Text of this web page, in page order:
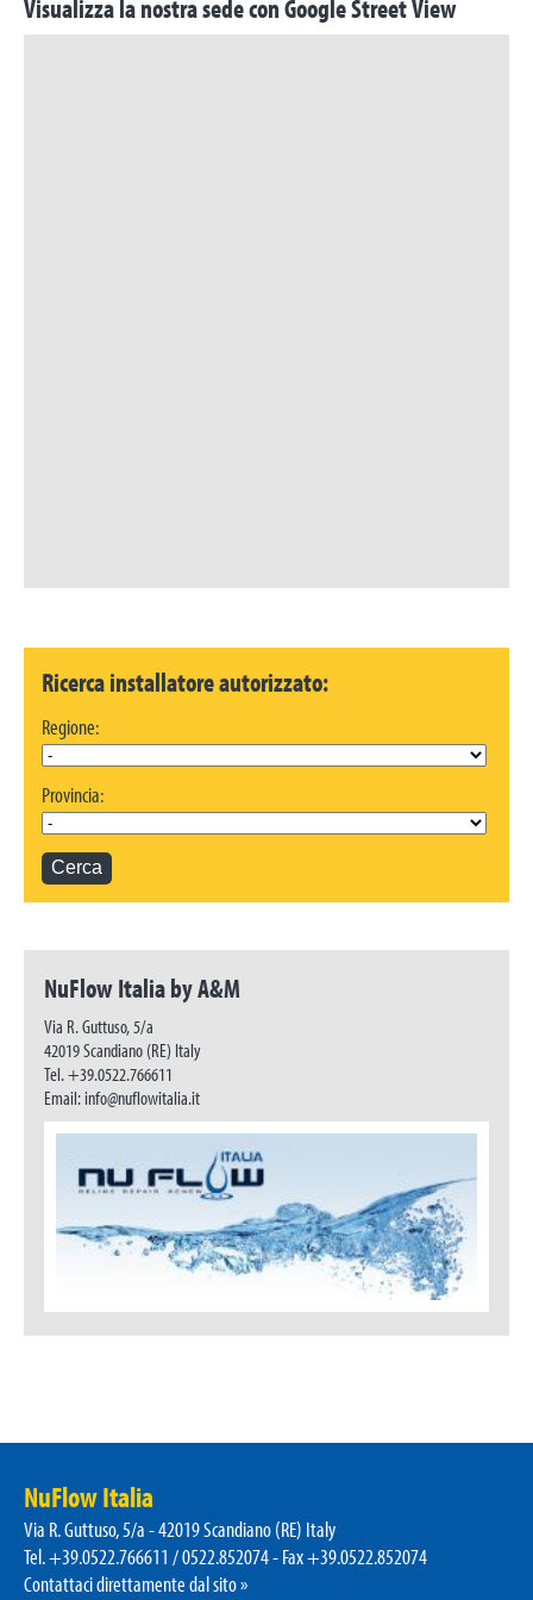
Visualizza la nostra sede con Google Street View
Ricerca installatore autorizzato:
Regione:
Provincia:
NuFlow Italia by A&M
Via R. Guttuso, 5/a
42019 Scandiano (RE) Italy
Tel. +39.0522.766611
Email: info@nuflowitalia.it
NuFlow Italia
Via R. Guttuso, 5/a - 42019 Scandiano (RE) Italy
Tel. +39.0522.766611 / 0522.852074 - Fax +39.0522.852074
Contattaci direttamente dal sito »